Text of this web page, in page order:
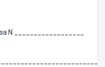
N __________________